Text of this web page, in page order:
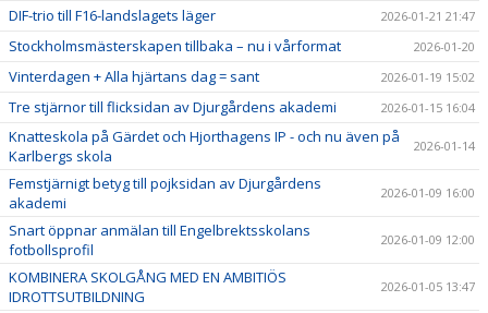
DIF-trio till F16-landslagets läger 2026-01-21 21:47
Stockholmsmästerskapen tillbaka – nu i vårformat 2026-01-20
Vinterdagen + Alla hjärtans dag = sant 2026-01-19 15:02
Tre stjärnor till flicksidan av Djurgårdens akademi 2026-01-15 16:04
Knatteskola på Gärdet och Hjorthagens IP - och nu även på
Karlbergs skola
2026-01-14
Femstjärnigt betyg till pojksidan av Djurgårdens
akademi
2026-01-09 16:00
Snart öppnar anmälan till Engelbrektsskolans
fotbollsprofil
2026-01-09 12:00
KOMBINERA SKOLGÅNG MED EN AMBITIÖS
IDROTTSUTBILDNING
2026-01-05 13:47